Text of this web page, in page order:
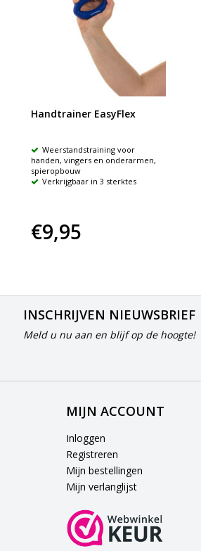
Handtrainer EasyFlex
Weerstandstraining voor
handen, vingers en onderarmen,
spieropbouw
Verkrijgbaar in 3 sterktes
€9,95
INSCHRIJVEN NIEUWSBRIEF
Meld u nu aan en blijf op de hoogte!
MIJN ACCOUNT
Inloggen
Registreren
Mijn bestellingen
Mijn verlanglijst